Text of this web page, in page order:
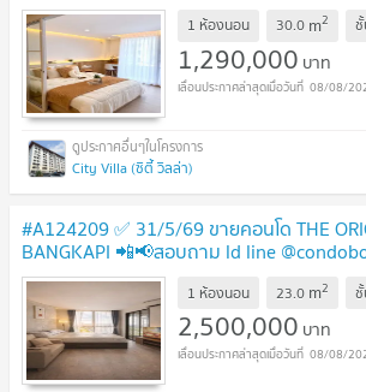
1 ห้องนอน 30.0 m2
1,290,000 บาท
08/08/
City Villa (ซิตี้ วิลล่า)
#A124209 ✅ 31/5/69 ขายคอนโด THE
BANGKAPI 📲📢สอบถาม ld line
1 ห้องนอน 23.0 m2
2,500,000 บาท
08/08/